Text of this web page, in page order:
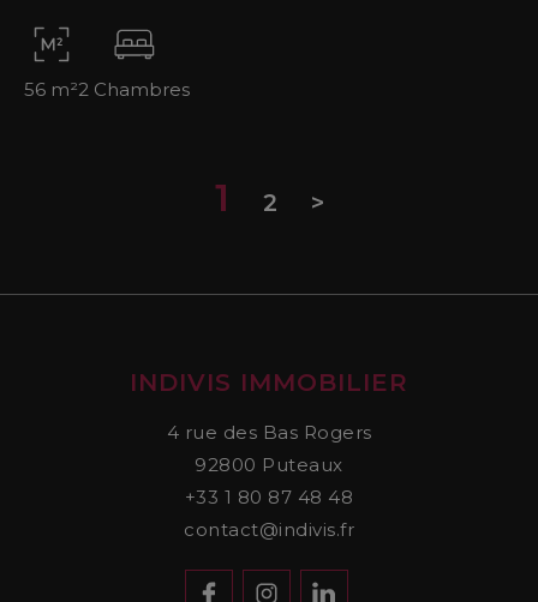
56 m²2 Chambres
1 2 >
INDIVIS IMMOBILIER
4 rue des Bas Rogers
92800 Puteaux
+33 1 80 87 48 48
contact@indivis.fr